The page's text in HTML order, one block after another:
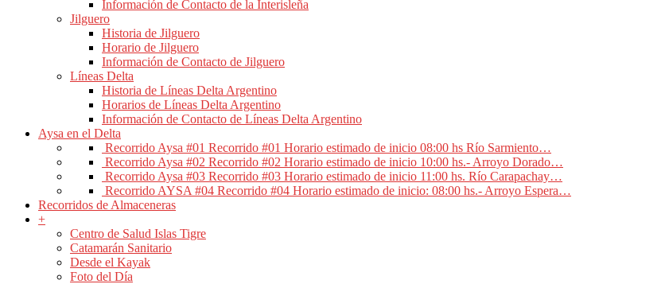
Información de Contacto de la Interisleña
Jilguero
Historia de Jilguero
Horario de Jilguero
Información de Contacto de Jilguero
Líneas Delta
Historia de Líneas Delta Argentino
Horarios de Líneas Delta Argentino
Información de Contacto de Líneas Delta Argentino
Aysa en el Delta
Recorrido Aysa #01 Recorrido #01 Horario estimado de inicio 08:00 hs Río Sarmiento…
Recorrido Aysa #02 Recorrido #02 Horario estimado de inicio 10:00 hs.- Arroyo Dorado…
Recorrido Aysa #03 Recorrido #03 Horario estimado de inicio 11:00 hs. Río Carapachay…
Recorrido AYSA #04 Recorrido #04 Horario estimado de inicio: 08:00 hs.- Arroyo Espera…
Recorridos de Almaceneras
+
Centro de Salud Islas Tigre
Catamarán Sanitario
Desde el Kayak
Foto del Día